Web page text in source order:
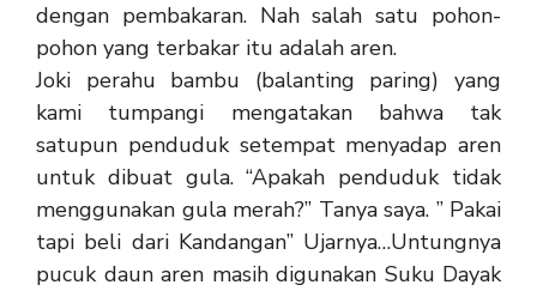
dengan pembakaran. Nah salah satu pohon-
pohon yang terbakar itu adalah aren.
Joki perahu bambu (balanting paring) yang
kami tumpangi mengatakan bahwa tak
satupun penduduk setempat menyadap aren
untuk dibuat gula. “Apakah penduduk tidak
menggunakan gula merah?” Tanya saya. ” Pakai
tapi beli dari Kandangan” Ujarnya…Untungnya
pucuk daun aren masih digunakan Suku Dayak